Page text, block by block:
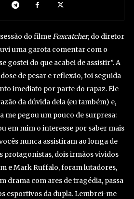
do filmeFoxcatcher, do diretor
uma garota comentar com o
gostei do que acabei de assistir”. A
de pesar e reflexão, foi seguida
imediato por parte do rapaz. Ele
da dúvida dela (eu também) e,
me pegou um pouco de surpresa:
em mim o interesse por saber mais
nunca assistiram ao longa de
protagonistas, dois irmãos vividos
e Mark Ruffalo, foram lutadores,
drama com ares de tragédia, passa
esportivos da dupla. Lembrei-me